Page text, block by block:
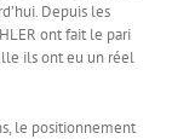
Depuis les
ont fait le pari
ils ont eu un réel
le positionnement